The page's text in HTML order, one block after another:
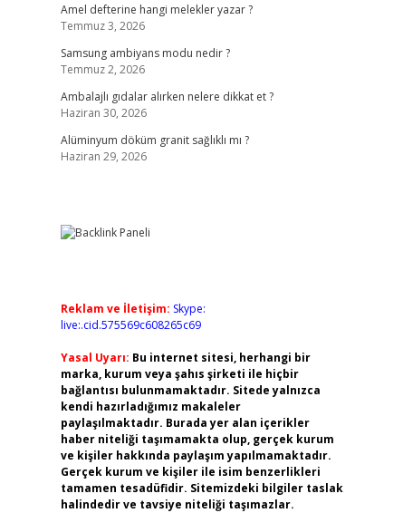
Amel defterine hangi melekler yazar ?
Temmuz 3, 2026
Samsung ambiyans modu nedir ?
Temmuz 2, 2026
Ambalajlı gıdalar alırken nelere dikkat et ?
Haziran 30, 2026
Alüminyum döküm granit sağlıklı mı ?
Haziran 29, 2026
Reklam ve İletişim: Skype:
live:.cid.575569c608265c69
Yasal Uyarı: Bu internet sitesi, herhangi bir
marka, kurum veya şahıs şirketi ile hiçbir
bağlantısı bulunmamaktadır. Sitede yalnızca
kendi hazırladığımız makaleler
paylaşılmaktadır. Burada yer alan içerikler
haber niteliği taşımamakta olup, gerçek kurum
ve kişiler hakkında paylaşım yapılmamaktadır.
Gerçek kurum ve kişiler ile isim benzerlikleri
tamamen tesadüfidir. Sitemizdeki bilgiler taslak
halindedir ve tavsiye niteliği taşımazlar.